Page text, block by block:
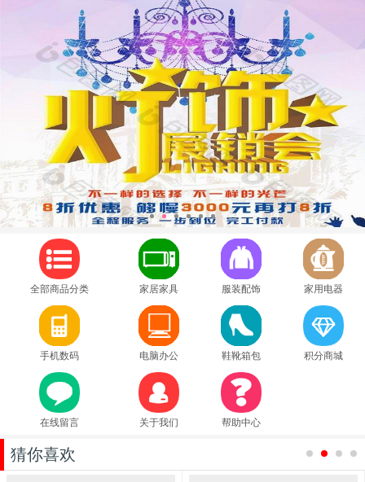
1 2 3 4 5 6
全部商品分类 家居家具 服装配饰 家用电器
手机数码 电脑办公 鞋靴箱包 积分商城
在线留言 关于我们 帮助中心
猜你喜欢